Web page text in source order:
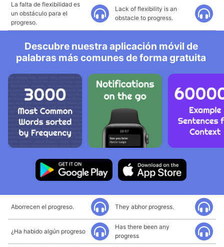
La falta de flexibilidad es
un obstáculo para el
progreso.
Lack of flexibility is an
obstacle to progress.
Descubre nuestra aplicación móvil de
palabras más comunes de forma gratuita
Aborrecen el progreso. They abhor progress.
¿Ha habido algún progreso
Has there been any
progress